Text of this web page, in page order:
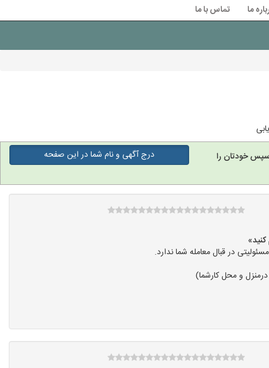
ما تماس با ما
خودتان را
درج آگهی و نام شما در این صفحه
در قبال معامله شما ندارد.
و محل کارشما)